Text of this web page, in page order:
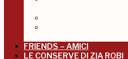
FRIENDS – AMICI
LE CONSERVE DI ZIA ROBI